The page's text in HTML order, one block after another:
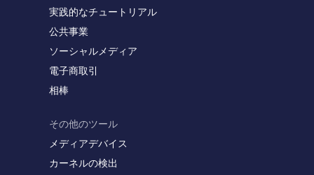
実践的なチュートリアル
公共事業
ソーシャルメディア
電子商取引
相棒
その他のツール
メディアデバイス
カーネルの検出